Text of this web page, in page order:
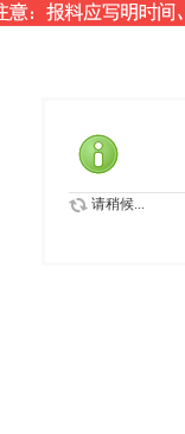
请稍候...